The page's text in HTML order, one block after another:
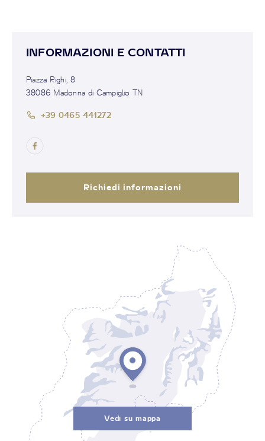
INFORMAZIONI E CONTATTI
Piazza Righi, 8
38086 Madonna di Campiglio TN
+39 0465 441272
Richiedi informazioni
Vedi su mappa